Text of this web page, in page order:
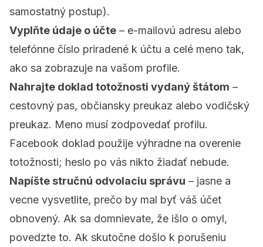
samostatný postup).
Vyplňte údaje o účte – e-mailovú adresu alebo
telefónne číslo priradené k účtu a celé meno tak,
ako sa zobrazuje na vašom profile.
Nahrajte doklad totožnosti vydaný štátom –
cestovný pas, občiansky preukaz alebo vodičský
preukaz. Meno musí zodpovedať profilu.
Facebook doklad použije výhradne na overenie
totožnosti; heslo po vás nikto žiadať nebude.
Napíšte stručnú odvolaciu správu – jasne a
vecne vysvetlite, prečo by mal byť váš účet
obnovený. Ak sa domnievate, že išlo o omyl,
povedzte to. Ak skutočne došlo k porušeniu